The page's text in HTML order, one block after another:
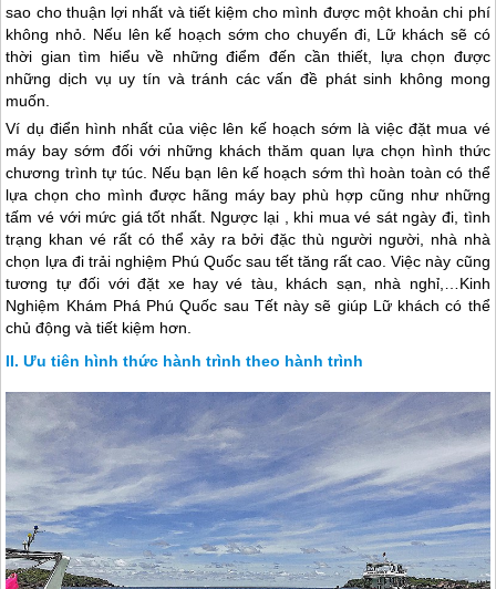
sao cho thuận lợi nhất và tiết kiệm cho mình được một khoản chi phí
không nhỏ. Nếu lên kế hoạch sớm cho chuyến đi, Lữ khách sẽ có
thời gian tìm hiểu về những điểm đến cần thiết, lựa chọn được
những dịch vụ uy tín và tránh các vấn đề phát sinh không mong
muốn.
Ví dụ điển hình nhất của việc lên kế hoạch sớm là việc đặt mua vé
máy bay sớm đối với những khách thăm quan lựa chọn hình thức
chương trình tự túc. Nếu bạn lên kế hoạch sớm thì hoàn toàn có thể
lựa chọn cho mình được hãng máy bay phù hợp cũng như những
tấm vé với mức giá tốt nhất. Ngược lại , khi mua vé sát ngày đi, tình
trạng khan vé rất có thể xảy ra bởi đặc thù người người, nhà nhà
chọn lựa đi trải nghiệm Phú Quốcsau tết tăng rất cao. Việc này cũng
tương tự đối với đặt xe hay vé tàu, khách sạn, nhà nghỉ,…Kinh
Nghiệm Khám Phá Phú Quốc sau Tết này sẽ giúp Lữ khách có thể
chủ động và tiết kiệm hơn.
Ưu tiên hình thức hành trình theo hành trình